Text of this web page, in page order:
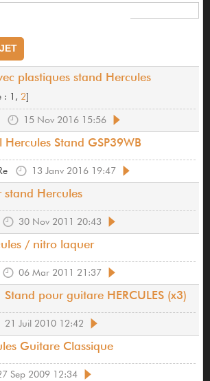
plastiques stand Hercules
: 1, 2]
15 Nov 2016 15:56
Stand GSP39WB
13 Janv 2016 19:47
Hercules
30 Nov 2011 20:43
/ nitro laquer
06 Mar 2011 21:37
Stand pour guitare HERCULES (x3)
21 Juil 2010 12:42
Guitare Classique
Sep 2009 12:34